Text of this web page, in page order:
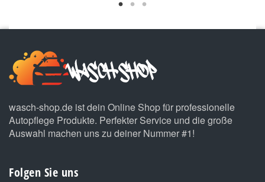
wasch-shop.de ist dein Online Shop für professionelle
Autopflege Produkte. Perfekter Service und die große
Auswahl machen uns zu deiner Nummer #1!
Folgen Sie uns